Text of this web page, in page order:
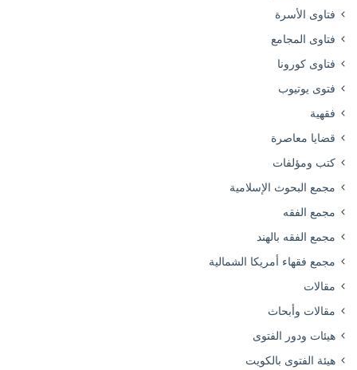
فتاوى الأسرة
فتاوى المجامع
فتاوى كورونا
فتوى يوتيوب
فقهية
قضايا معاصرة
كتب ومؤلفات
مجمع البحوث الإسلامية
مجمع الفقه
مجمع الفقه بالهند
مجمع فقهاء أمريكا الشمالية
مقالات
مقالات وأبحاث
هيئات ودور الفتوى
هيئة الفتوى بالكويت